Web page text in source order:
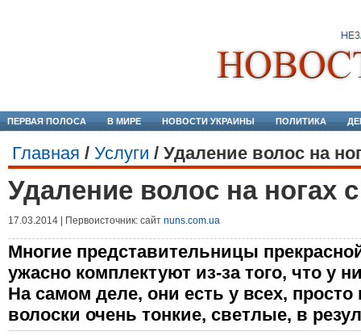
ПЕРВАЯ ПОЛОСА В МИРЕ НОВОСТИ УКРАИНЫ ПОЛИТИКА
Главная / Услуги / Удаление волос на
Удаление волос на ногах
17.03.2014 | Первоисточник: сайт nuns.com.ua
Многие представительницы
ужасно комплектуют из-за того, что у
На самом деле, они есть у всех,
волоски очень тонкие, светлые, в